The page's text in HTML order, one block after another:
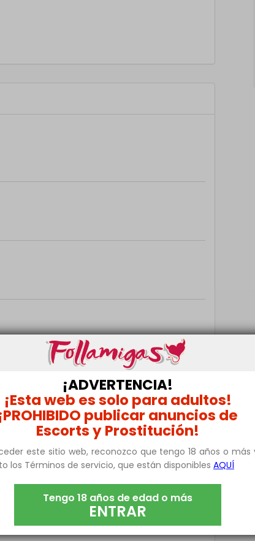
quedar hablame al was o al correo y
tus gustos. Si quieres saber más
¡ADVERTENCIA!
¡Esta web es solo para adultos!
publicar anuncios de
Escorts y Prostitución!
este sitio web, reconozco que tengo 18 años o más
los Términos de servicio, que están disponibles AQUÍ
Tengo 18 años de edad o más
ENTRAR